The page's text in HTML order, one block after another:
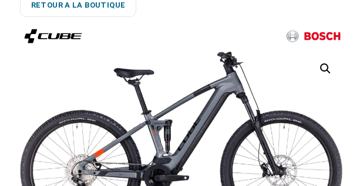
RETOUR A LA BOUTIQUE